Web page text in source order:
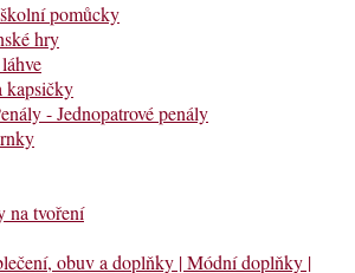
pomůcky
hry
kapsičky
- Jednopatrové penály
na tvoření
obuv a doplňky | Módní doplňky |